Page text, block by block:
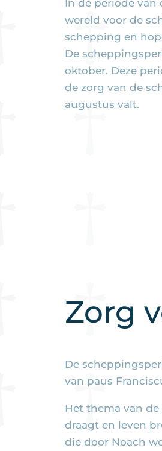
In de periode van
wereld voor de
schepping en
De
oktober. Deze
de zorg van de
augustus valt.
Zorg
De
van paus
Het thema van
draagt ​​en leven
die door Noach